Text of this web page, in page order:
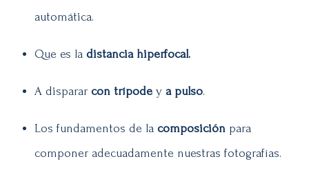
automática.
Que es la distancia hiperfocal.
A disparar con trípode y a pulso.
Los fundamentos de la composición para
componer adecuadamente nuestras fotografías.